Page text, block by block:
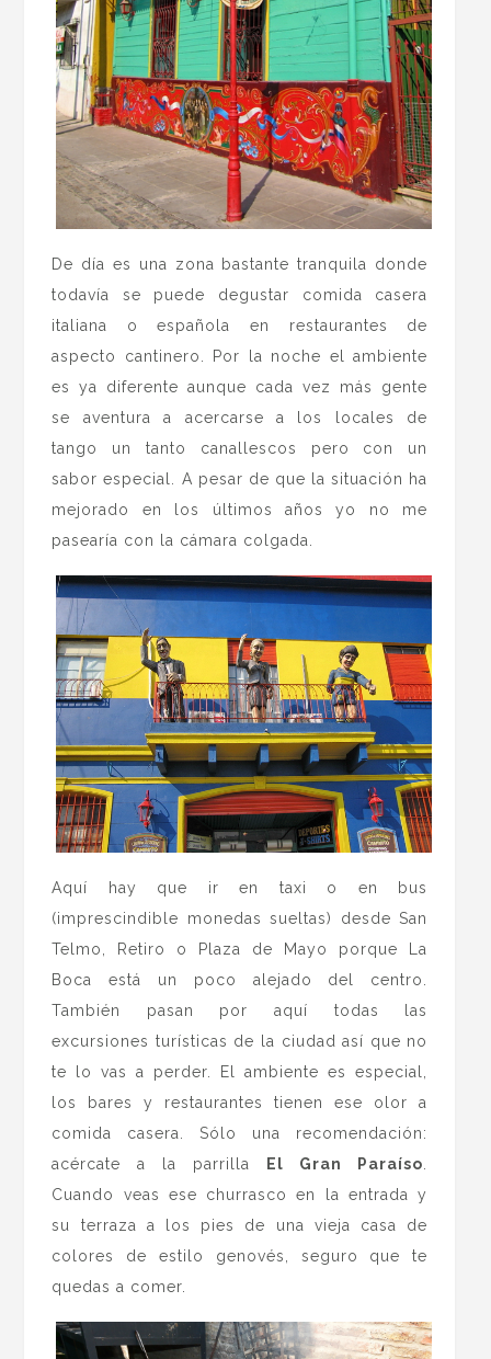
De día es una zona bastante tranquila donde
todavía se puede degustar comida casera
italiana o española en restaurantes de
aspecto cantinero. Por la noche el ambiente
es ya diferente aunque cada vez más gente
se aventura a acercarse a los locales de
tango un tanto canallescos pero con un
sabor especial. A pesar de que la situación ha
mejorado en los últimos años yo no me
pasearía con la cámara colgada.
Aquí hay que ir en taxi o en bus
(imprescindible monedas sueltas) desde San
Telmo, Retiro o Plaza de Mayo porque La
Boca está un poco alejado del centro.
También pasan por aquí todas las
excursiones turísticas de la ciudad así que no
te lo vas a perder. El ambiente es especial,
los bares y restaurantes tienen ese olor a
comida casera. Sólo una recomendación:
acércate a la parrilla
El Gran Paraíso
Cuando veas ese churrasco en la entrada y
su terraza a los pies de una vieja casa de
colores de estilo genovés, seguro que te
quedas a comer.